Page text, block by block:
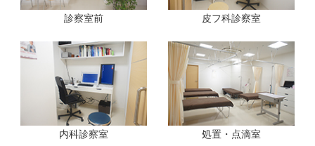
診察室前 皮フ科診察室
内科診察室 処置・点滴室